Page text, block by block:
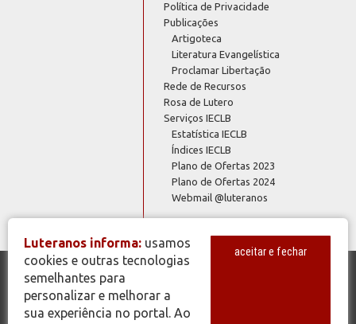
Política de Privacidade
Publicações
Artigoteca
Literatura Evangelística
Proclamar Libertação
Rede de Recursos
Rosa de Lutero
Serviços IECLB
Estatística IECLB
Índices IECLB
Plano de Ofertas 2023
Plano de Ofertas 2024
Webmail @luteranos
© Copyright 2026 - Todos os Direitos Reservados - IECLB - Igreja
Evangélica de Confissão Luterana no Brasil - Portal Luteranos -
www.luteranos.com.br
Luteranos informa: usamos
cookies e outras tecnologias
semelhantes para
personalizar e melhorar a
sua experiência no portal. Ao
aceitar e fechar